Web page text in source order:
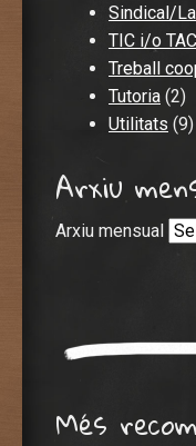
Sindical/
TIC i/o TAC
Treball
Tutoria (2)
Utilitats (9)
Arxiu
Arxiu mensual
Més